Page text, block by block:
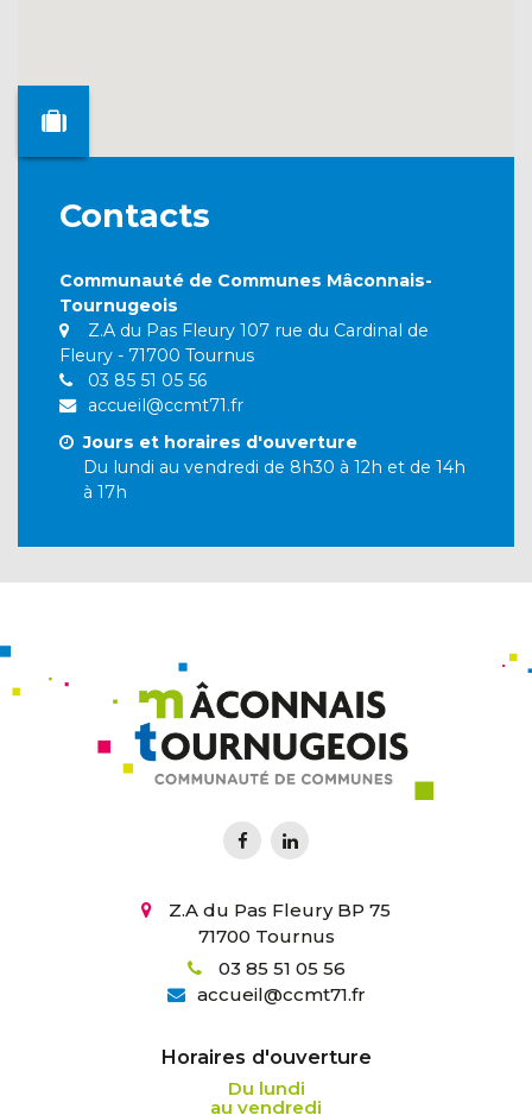
Contacts
Communauté de Communes Mâconnais-
Tournugeois
Z.A du Pas Fleury 107 rue du Cardinal de
Fleury - 71700 Tournus
03 85 51 05 56
accueil@ccmt71.fr
Jours et horaires d'ouverture
Du lundi au vendredi de 8h30 à 12h et de 14h
à 17h
Z.A du Pas Fleury BP 75
71700 Tournus
03 85 51 05 56
accueil@ccmt71.fr
Horaires d'ouverture
Du lundi
au vendredi